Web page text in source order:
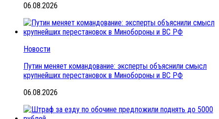
06.08.2026
Новости
Путин меняет командование: эксперты объяснили смысл
крупнейших перестановок в Минобороны и ВС РФ
06.08.2026